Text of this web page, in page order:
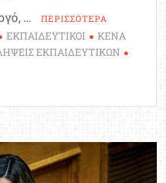
…
ΠΕΡΙΣΣΟΤΕΡΑ
ΕΚΠΑΙΔΕΥΤΙΚΟΙ
ΚΕΝΑ
ΕΚΠΑΙΔΕΥΤΙΚΩΝ